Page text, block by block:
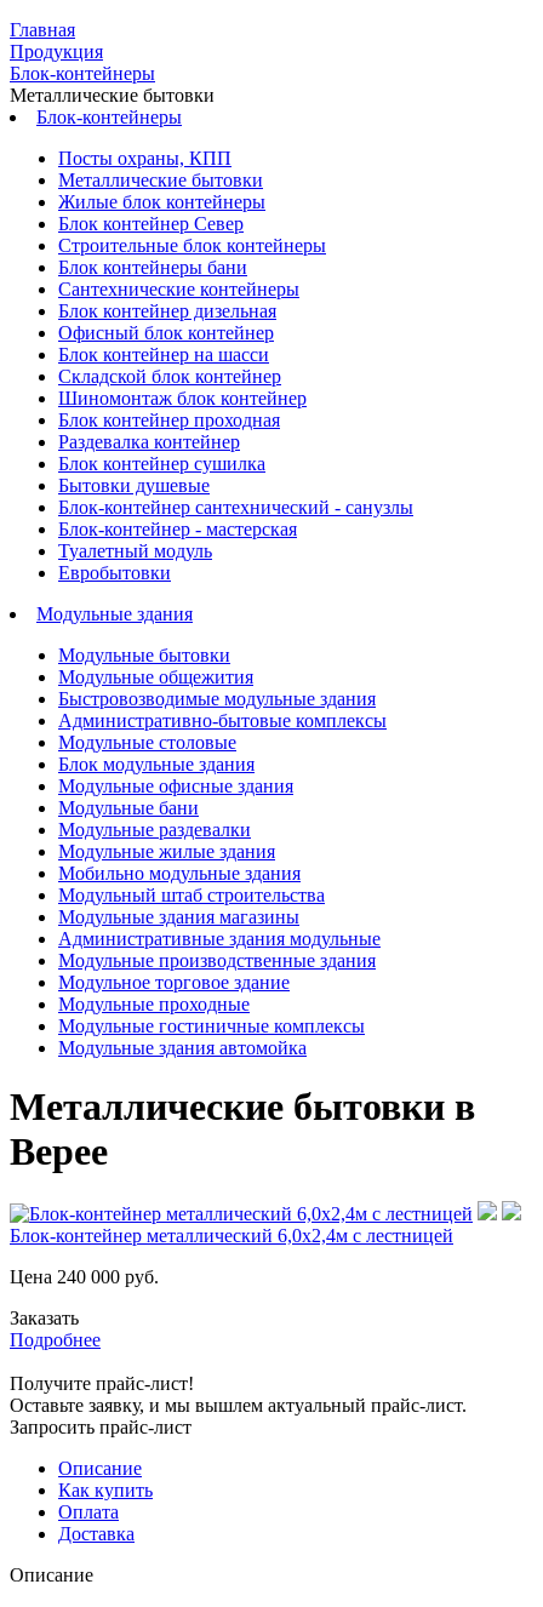
Главная
Продукция
Блок-контейнеры
Металлические бытовки
Блок-контейнеры
Посты охраны, КПП
Металлические бытовки
Жилые блок контейнеры
Блок контейнер Север
Строительные блок контейнеры
Блок контейнеры бани
Сантехнические контейнеры
Блок контейнер дизельная
Офисный блок контейнер
Блок контейнер на шасси
Складской блок контейнер
Шиномонтаж блок контейнер
Блок контейнер проходная
Раздевалка контейнер
Блок контейнер сушилка
Бытовки душевые
Блок-контейнер сантехнический - санузлы
Блок-контейнер - мастерская
Туалетный модуль
Евробытовки
Модульные здания
Модульные бытовки
Модульные общежития
Быстровозводимые модульные здания
Административно-бытовые комплексы
Модульные столовые
Блок модульные здания
Модульные офисные здания
Модульные бани
Модульные раздевалки
Модульные жилые здания
Мобильно модульные здания
Модульный штаб строительства
Модульные здания магазины
Административные здания модульные
Модульные производственные здания
Модульное торговое здание
Модульные проходные
Модульные гостиничные комплексы
Модульные здания автомойка
Металлические бытовки в
Верее
Блок-контейнер металлический 6,0х2,4м с лестницей
Цена 240 000 руб.
Заказать
Подробнее
Получите прайс-лист!
Оставьте заявку, и мы вышлем актуальный прайс-лист.
Запросить прайс-лист
Описание
Как купить
Оплата
Доставка
Описание